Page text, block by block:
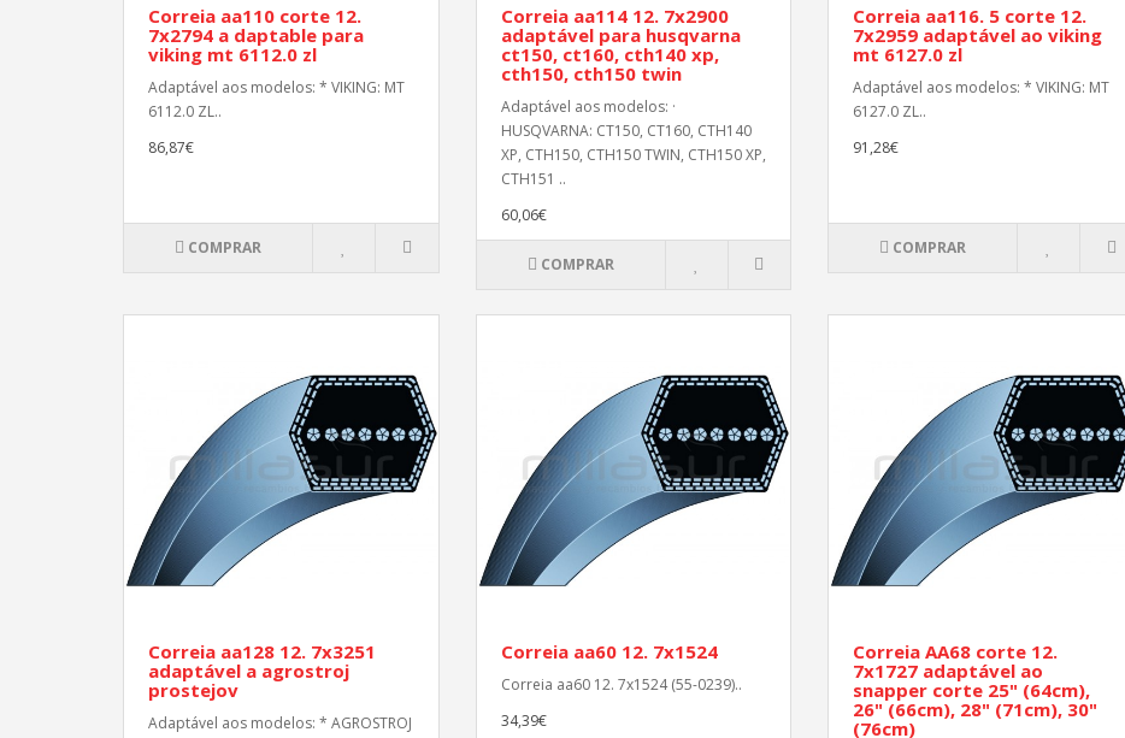
Correia aa110 corte 12.
7x2794 a daptable para
viking mt 6112.0 zl
Adaptável aos modelos: * VIKING: MT
6112.0 ZL..
86,87€
COMPRAR
Correia aa114 12. 7x2900
adaptável para husqvarna
ct150, ct160, cth140 xp,
cth150, cth150 twin
Adaptável aos modelos: ·
HUSQVARNA: CT150, CT160, CTH140
XP, CTH150, CTH150 TWIN, CTH150 XP,
CTH151 ..
60,06€
COMPRAR
Correia aa116. 5 corte 12.
7x2959 adaptável ao viking
mt 6127.0 zl
Adaptável aos modelos: * VIKING: MT
6127.0 ZL..
91,28€
COMPRAR
Correia aa128 12. 7x3251
adaptável a agrostroj
prostejov
Adaptável aos modelos: * AGROSTROJ
Correia aa60 12. 7x1524
Correia aa60 12. 7x1524 (55-0239)..
34,39€
Correia AA68 corte 12.
7x1727 adaptável ao
snapper corte 25" (64cm),
26" (66cm), 28" (71cm), 30"
(76cm)